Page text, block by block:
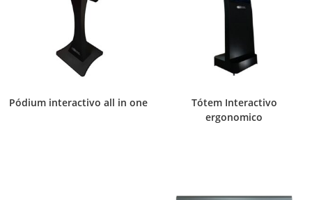
Pódium interactivo all in one
Tótem Interactivo
ergonomico